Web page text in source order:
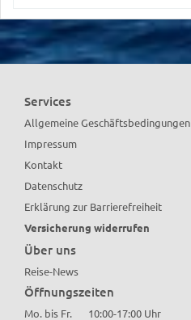
Services
Allgemeine Geschäftsbedingungen
Impressum
Kontakt
Datenschutz
Erklärung zur Barrierefreiheit
Versicherung widerrufen
Über uns
Reise-News
Öffnungszeiten
Mo. bis Fr. 10:00-17:00 Uhr